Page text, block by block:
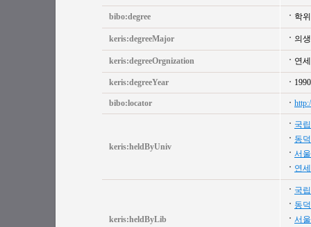
bibo:degree 학
keris:degreeMajor 의
keris:degreeOrgnization 연
keris:degreeYear 1990
bibo:locator
keris:heldByUniv
국
동
서
연
keris:heldByLib
국
동
서